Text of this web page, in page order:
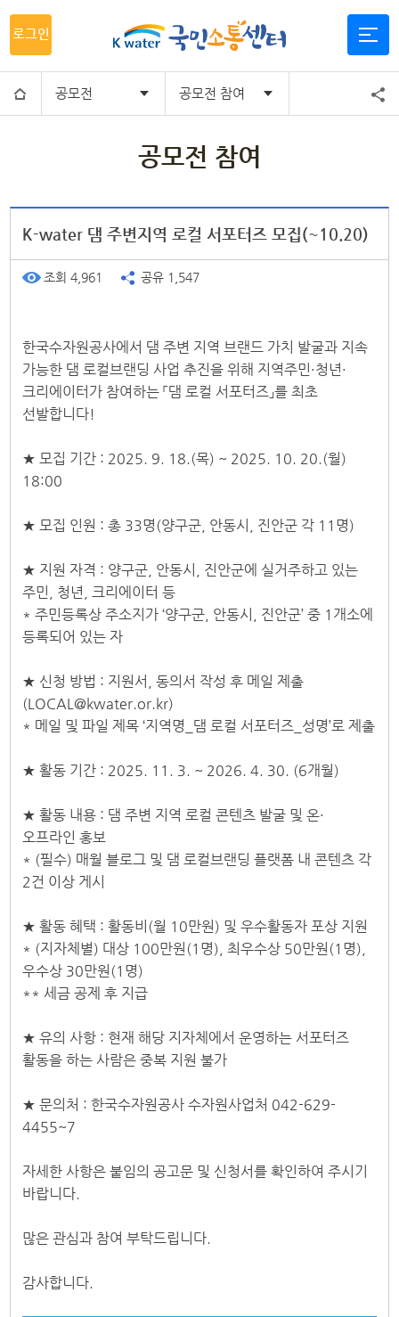
로그인
공모전 공모전 참여
공모전 참여
K-water 댐 주변지역 로컬 서포터즈 모집(~10.20)
조회 4,961 공유 1,547
한국수자원공사에서 댐 주변 지역 브랜드 가치 발굴과 지속
가능한 댐 로컬브랜딩 사업 추진을 위해 지역주민·청년·
크리에이터가 참여하는 「댐 로컬 서포터즈」를 최초
선발합니다!
★ 모집 기간 : 2025. 9. 18.(목) ~ 2025. 10. 20.(월)
18:00
★ 모집 인원 : 총 33명(양구군, 안동시, 진안군 각 11명)
★ 지원 자격 : 양구군, 안동시, 진안군에 실거주하고 있는
주민, 청년, 크리에이터 등
* 주민등록상 주소지가 ‘양구군, 안동시, 진안군’ 중 1개소에
등록되어 있는 자
★ 신청 방법 : 지원서, 동의서 작성 후 메일 제출
(LOCAL@kwater.or.kr)
* 메일 및 파일 제목 ‘지역명_댐 로컬 서포터즈_성명’로 제출
★ 활동 기간 : 2025. 11. 3. ~ 2026. 4. 30. (6개월)
★ 활동 내용 : 댐 주변 지역 로컬 콘텐츠 발굴 및 온·
오프라인 홍보
* (필수) 매월 블로그 및 댐 로컬브랜딩 플랫폼 내 콘텐츠 각
2건 이상 게시
★ 활동 혜택 : 활동비(월 10만원) 및 우수활동자 포상 지원
* (지자체별) 대상 100만원(1명), 최우수상 50만원(1명),
우수상 30만원(1명)
** 세금 공제 후 지급
★ 유의 사항 : 현재 해당 지자체에서 운영하는 서포터즈
활동을 하는 사람은 중복 지원 불가
★ 문의처 : 한국수자원공사 수자원사업처 042-629-
4455~7
자세한 사항은 붙임의 공고문 및 신청서를 확인하여 주시기
바랍니다.
많은 관심과 참여 부탁드립니다.
감사합니다.